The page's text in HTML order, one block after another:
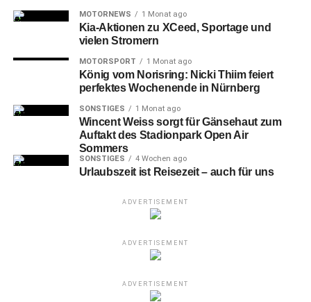
MOTORNEWS 1 Monat ago
Kia-Aktionen zu XCeed, Sportage und
vielen Stromern
MOTORSPORT 1 Monat ago
König vom Norisring: Nicki Thiim feiert
perfektes Wochenende in Nürnberg
SONSTIGES 1 Monat ago
Wincent Weiss sorgt für Gänsehaut zum
Auftakt des Stadionpark Open Air
Sommers
SONSTIGES 4 Wochen ago
Urlaubszeit ist Reisezeit – auch für uns
ADVERTISEMENT
ADVERTISEMENT
ADVERTISEMENT